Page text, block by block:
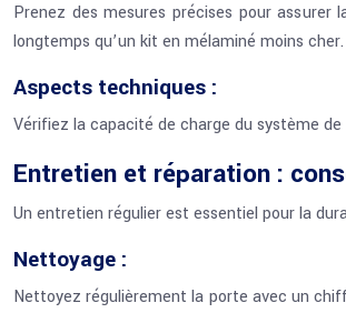
Prenez des mesures précises pour
longtemps qu’un kit en mélaminé moins cher.
Aspects techniques :
Vérifiez la capacité de charge du système
Entretien et réparation :
Un entretien régulier est essentiel pour la
Nettoyage :
Nettoyez régulièrement la porte avec un